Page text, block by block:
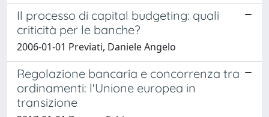
Il processo di capital budgeting: quali
criticità per le banche?
2006-01-01 Previati, Daniele Angelo
Regolazione bancaria e concorrenza tra
ordinamenti: l'Unione europea in
transizione